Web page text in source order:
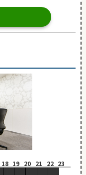
18 19 20 21 22 23